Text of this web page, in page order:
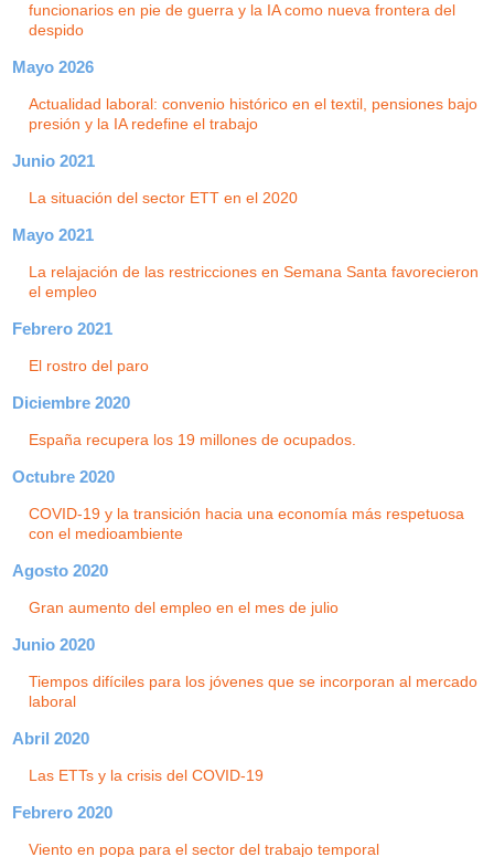
funcionarios en pie de guerra y la IA como nueva frontera del
despido
Mayo 2026
Actualidad laboral: convenio histórico en el textil, pensiones bajo
presión y la IA redefine el trabajo
Junio 2021
La situación del sector ETT en el 2020
Mayo 2021
La relajación de las restricciones en Semana Santa favorecieron
el empleo
Febrero 2021
El rostro del paro
Diciembre 2020
España recupera los 19 millones de ocupados.
Octubre 2020
COVID-19 y la transición hacia una economía más respetuosa
con el medioambiente
Agosto 2020
Gran aumento del empleo en el mes de julio
Junio 2020
Tiempos difíciles para los jóvenes que se incorporan al mercado
laboral
Abril 2020
Las ETTs y la crisis del COVID-19
Febrero 2020
Viento en popa para el sector del trabajo temporal